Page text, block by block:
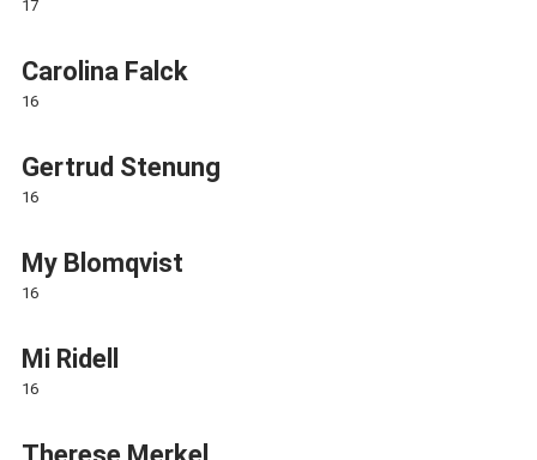
17
Carolina Falck
16
Gertrud Stenung
16
My Blomqvist
16
Mi Ridell
16